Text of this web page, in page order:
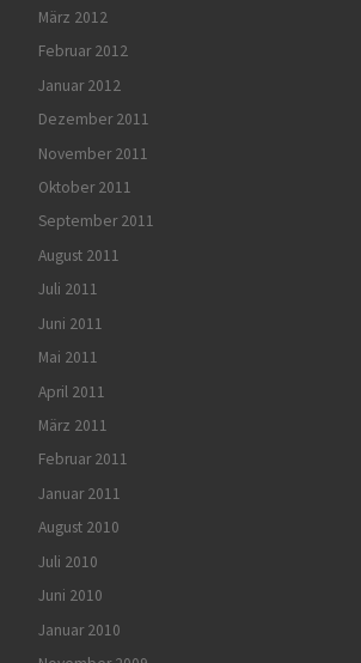
März 2012
Februar 2012
Januar 2012
Dezember 2011
November 2011
Oktober 2011
September 2011
August 2011
Juli 2011
Juni 2011
Mai 2011
April 2011
März 2011
Februar 2011
Januar 2011
August 2010
Juli 2010
Juni 2010
Januar 2010